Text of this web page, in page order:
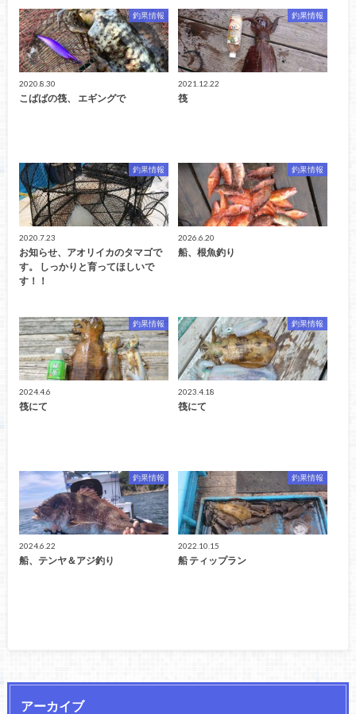
釣果情報
2020.8.30
こばばの筏、 エギングで
釣果情報
2021.12.22
筏
釣果情報
2020.7.23
お知らせ、アオリイカのタマゴで
す。 しっかりと育ってほしいで
す！！
釣果情報
2026.6.20
船、根魚釣り
釣果情報
2024.4.6
筏にて
釣果情報
2023.4.18
筏にて
釣果情報
2024.6.22
船、テンヤ＆アジ釣り
釣果情報
2022.10.15
船 ティップラン
アーカイブ